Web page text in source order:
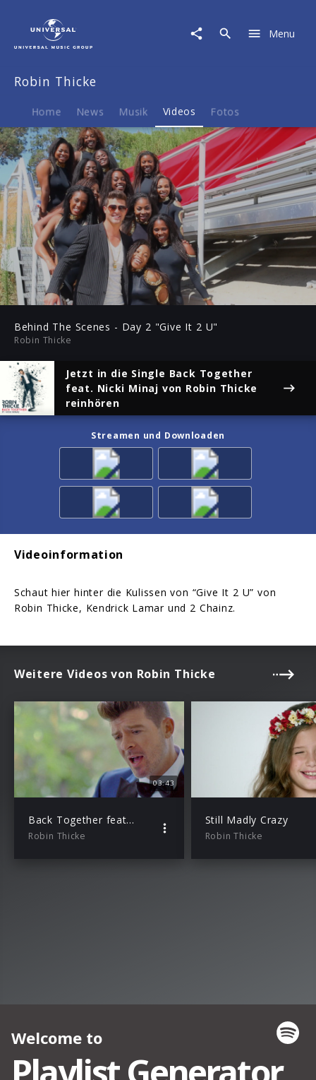
Video
Behind
Scenes
-
Day
2
"Give
It
2
U"
Menu
Robin Thicke
Home News Musik Videos Fotos
Play
-03:19
Mute
Play
Behind The Scenes - Day 2 "Give It 2 U"
Robin Thicke
Jetzt in die Single Back Together
feat. Nicki Minaj von Robin Thicke
reinhören
Streamen und Downloaden
Videoinformation
Schaut hier hinter die Kulissen von “Give It 2 U” von
Robin Thicke, Kendrick Lamar und 2 Chainz.
Weitere Videos von Robin Thicke
03:43
Back Together feat. Nicki Minaj
Robin Thicke
Still Madly Crazy
Robin Thicke